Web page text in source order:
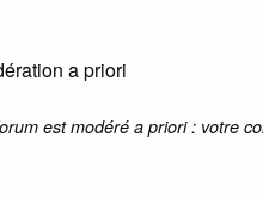
a priori
est modéré a priori : votre